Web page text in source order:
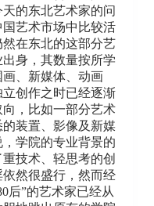
的东北艺术家的问
艺术市场中比较活
在东北的这部分艺
身，其数量按所学
、新媒体、动画
创作之时已经逐渐
，比如一部分艺术
装置、影像及新媒
学院的专业背景的
技术、轻思考的创
然很盛行，然而经
后”的艺术家已经从